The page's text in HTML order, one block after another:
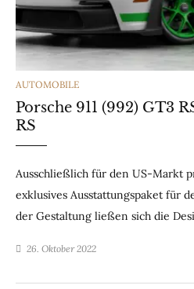
CATEGORIES
AUTOMOBILE
Porsche 911 (992) GT3
RS
Ausschließlich für den US-Markt
exklusives Ausstattungspaket für
der Gestaltung ließen sich die
26. Oktober 2022